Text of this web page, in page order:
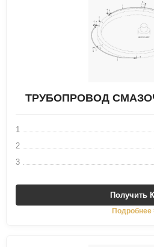
ТРУБОПРОВОД
1
2
3
Получить
Подробнее